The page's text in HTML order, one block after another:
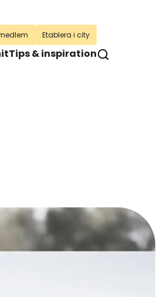
Tips & inspiration
Etablera i city